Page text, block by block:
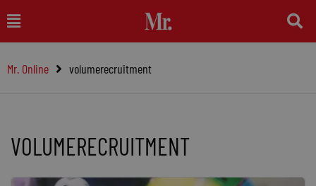
naar
inhoud
Main
Menu
Mr. Online volumerecruitment
VOLUMERECRUITMENT